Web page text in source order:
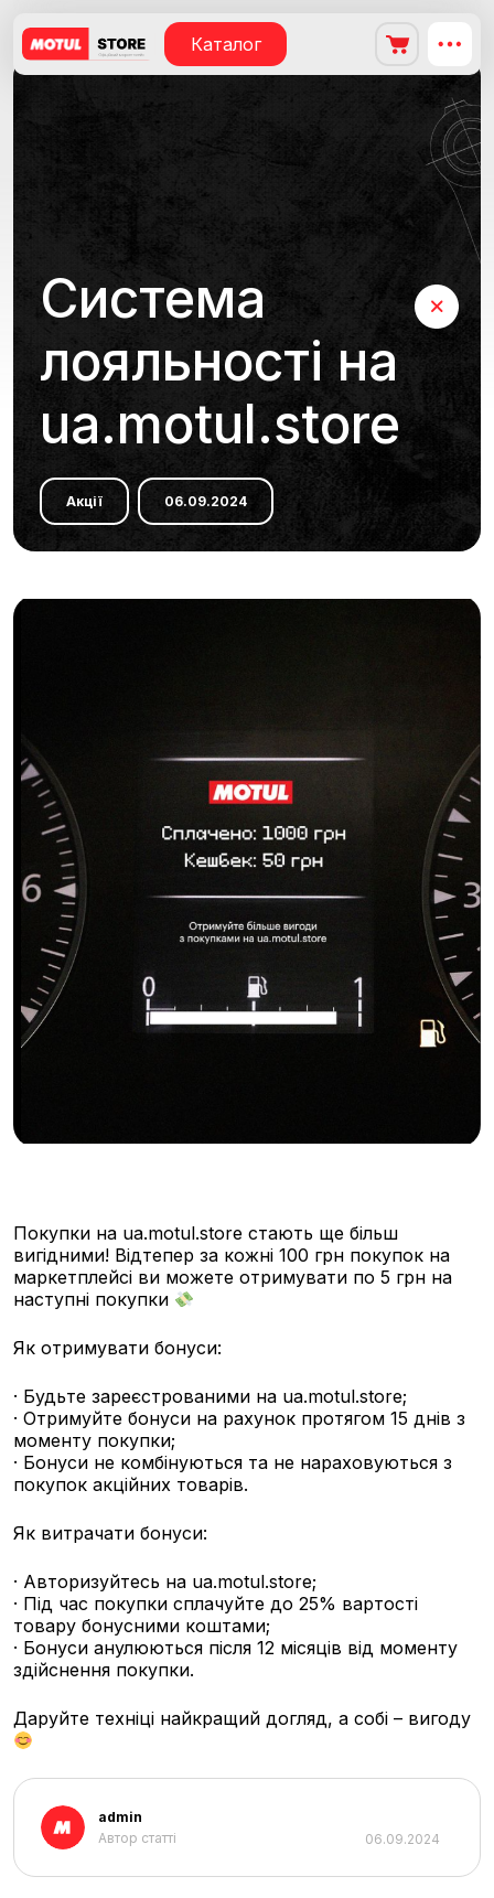
Каталог
Система
лояльності на
ua.motul.store
Акції 06.09.2024
admin
Автор статті
06.09.2024
Покупки на ua.motul.store стають ще більш
вигідними! Відтепер за кожні 100 грн покупок на
маркетплейсі ви можете отримувати по 5 грн на
наступні покупки
Як отримувати бонуси:
· Будьте зареєстрованими на ua.motul.store;
· Отримуйте бонуси на рахунок протягом 15 днів з
моменту покупки;
· Бонуси не комбінуються та не нараховуються з
покупок акційних товарів.
Як витрачати бонуси:
· Авторизуйтесь на ua.motul.store;
· Під час покупки сплачуйте до 25% вартості
товару бонусними коштами;
· Бонуси анулюються після 12 місяців від моменту
здійснення покупки.
Даруйте техніці найкращий догляд, а собі – вигоду